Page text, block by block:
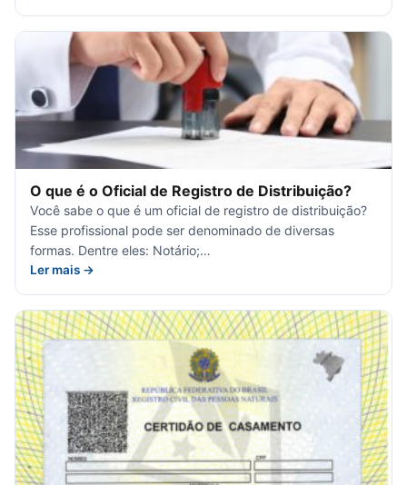
O que é o Oficial de Registro de Distribuição?
Você sabe o que é um oficial de registro de distribuição?
Esse profissional pode ser denominado de diversas
formas. Dentre eles: Notário;…
Ler mais →